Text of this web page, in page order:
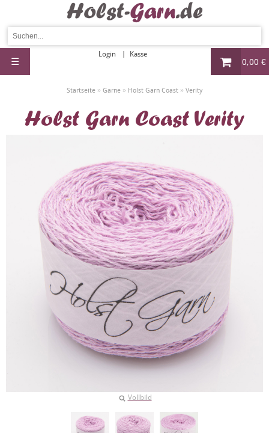
0,00 €
Login Kasse
☰
Startseite » Garne » Holst Garn Coast » Verity
Holst Garn Coast Verity
Vollbild